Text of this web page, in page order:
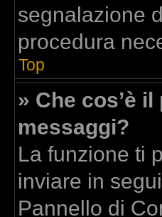
segnalazione
procedura
Top
» Che cos’è
messaggi?
La funzione ti
inviare in
Pannello di